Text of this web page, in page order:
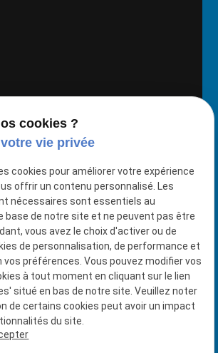
17 avenue de Friedland
3 rue Pétigny
78000 VERSAILLES
: 41943879100016
Plan du site
cookies ?
vie privée
cookies pour améliorer votre expérience
offrir un contenu personnalisé. Les
nécessaires sont essentiels au
base de notre site et ne peuvent pas être
vous avez le choix d'activer ou de
de personnalisation, de performance et
vos préférences. Vous pouvez modifier vos
à tout moment en cliquant sur le lien
situé en bas de notre site. Veuillez noter
de certains cookies peut avoir un impact
du site.